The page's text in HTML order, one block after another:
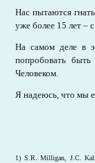
Нас пытаются
уже более 15 лет –
На самом деле в
попробовать
Человеком.
Я надеюсь, что мы
1) S.R. Milligan, J.C.